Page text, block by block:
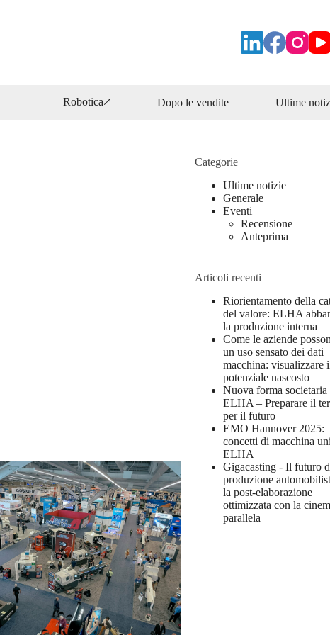
Robotica🡕 Dopo le vendite Ultime
Categorie
Ultime notizie
Generale
Eventi
Recensione
Anteprima
Articoli recenti
Riorientamento della
del valore: ELHA
la produzione interna
Come le aziende
un uso sensato dei dati
macchina: visualizzare
potenziale nascosto
Nuova forma societaria
ELHA – Preparare il
per il futuro
EMO Hannover 2025:
concetti di macchina
ELHA
Gigacasting - Il futuro
produzione
la post-elaborazione
ottimizzata con la
parallela